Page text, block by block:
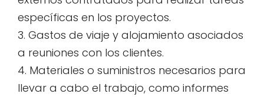
específicas en los proyectos.
3. Gastos de viaje y alojamiento asociados
a reuniones con los clientes.
4. Materiales o suministros necesarios para
llevar a cabo el trabajo, como informes